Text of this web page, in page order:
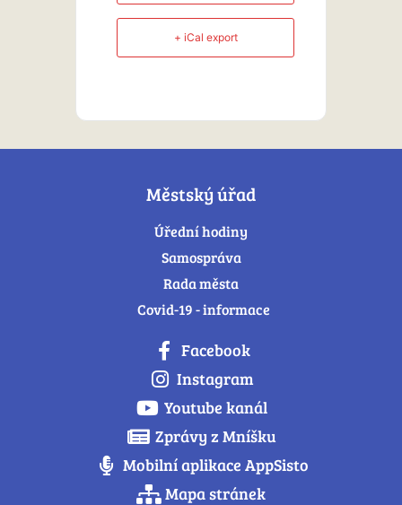
+ iCal export
Městský úřad
Úřední hodiny
Samospráva
Rada města
Covid-19 - informace
Facebook
Instagram
Youtube kanál
Zprávy z Mníšku
Mobilní aplikace AppSisto
Mapa stránek